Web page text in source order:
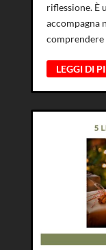
riflessione. È
accompagna
comprendere
LEGGI DI